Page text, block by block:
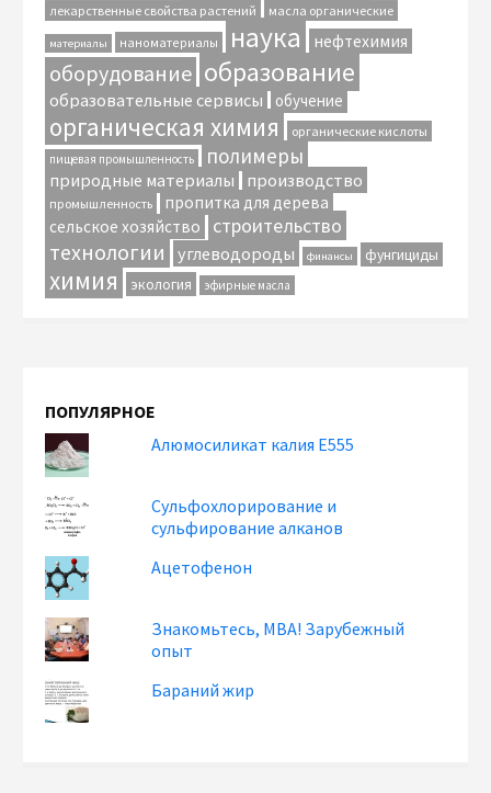
лекарственные свойства растений масла органические
материалы наноматериалы наука нефтехимия
оборудование образование
образовательные сервисы обучение
органическая химия органические кислоты
пищевая промышленность полимеры
природные материалы производство
промышленность
пропитка для дерева
сельское хозяйство
строительство
технологии углеводороды финансы фунгициды
химия экология эфирные масла
ПОПУЛЯРНОЕ
Алюмосиликат калия Е555
Сульфохлорирование и
сульфирование алканов
Ацетофенон
Знакомьтесь, MBA! Зарубежный
опыт
Бараний жир